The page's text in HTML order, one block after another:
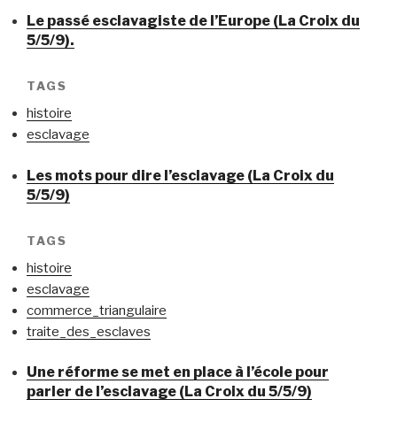
Le passé esclavagiste de l’Europe (La Croix du
5/5/9).
TAGS
histoire
esclavage
Les mots pour dire l’esclavage (La Croix du
5/5/9)
TAGS
histoire
esclavage
commerce_triangulaire
traite_des_esclaves
Une réforme se met en place à l’école pour
parler de l’esclavage (La Croix du 5/5/9)